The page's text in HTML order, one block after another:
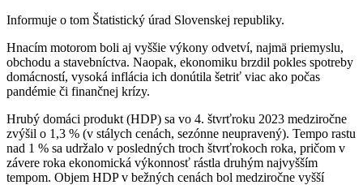
Informuje o tom Štatistický úrad Slovenskej republiky.
Hnacím motorom boli aj vyššie výkony odvetví, najmä priemyslu,
obchodu a stavebníctva. Naopak, ekonomiku brzdil pokles spotreby
domácností, vysoká inflácia ich donútila šetriť viac ako počas
pandémie či finančnej krízy.
Hrubý domáci produkt (HDP) sa vo 4. štvrťroku 2023 medziročne
zvýšil o 1,3 % (v stálych cenách, sezónne neupravený). Tempo rastu
nad 1 % sa udržalo v posledných troch štvrťrokoch roka, pričom v
závere roka ekonomická výkonnosť rástla druhým najvyšším
tempom. Objem HDP v bežných cenách bol medziročne vyšší